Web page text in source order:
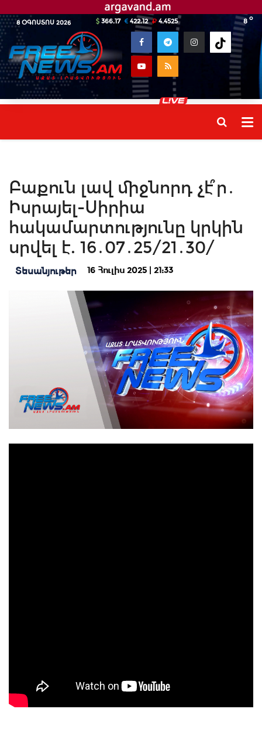
8 ՕԳՈՍՏՈՍ 2026 8 o
366.17 422.12 4.4525
Բաքուն լավ միջնորդ չէ՞ր․
Իսրայել-Սիրիա
հակամարտությունը կրկին
սրվել է. 16․07․25/21․30/
Տեսանյութեր 16 Հուլիս 2025 | 21:33